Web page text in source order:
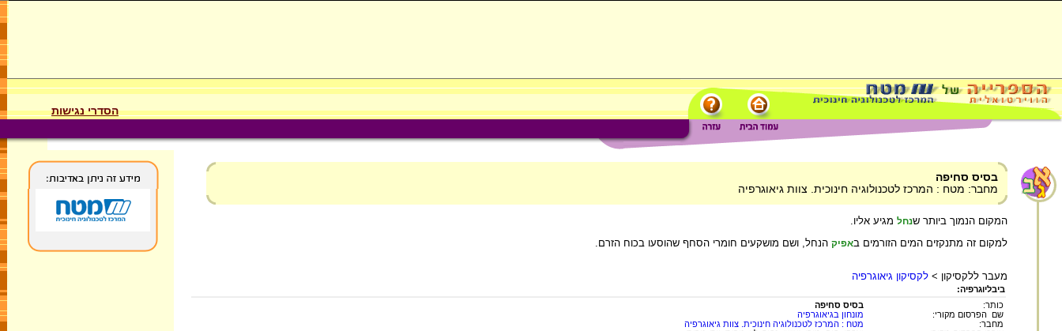
הסדרי נגישות
בסיס סחיפה
מחבר: מטח : המרכז לטכנולוגיה חינוכית. צוות גיאוגרפיה
המקום הנמוך ביותר שנחל מגיע אליו.
למקום זה מתנקזים המים הזורמים באפיק הנחל, ושם מושקעים חומרי הסחף שהוסעו בכוח הזרם.
מעבר ללקסיקון > לקסיקון גיאוגרפיה
ביבליוגרפיה:
כותר:
בסיס סחיפה
שם הפרסום מקורי:
מונחון בגיאוגרפיה
מחבר:
מטח : המרכז לטכנולוגיה חינוכית. צוות גיאוגרפיה